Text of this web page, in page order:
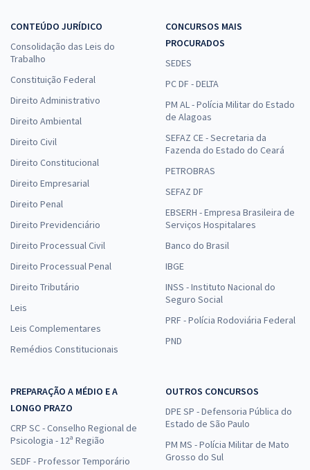
CONTEÚDO JURÍDICO
Consolidação das Leis do
Trabalho
Constituição Federal
Direito Administrativo
Direito Ambiental
Direito Civil
Direito Constitucional
Direito Empresarial
Direito Penal
Direito Previdenciário
Direito Processual Civil
Direito Processual Penal
Direito Tributário
Leis
Leis Complementares
Remédios Constitucionais
CONCURSOS MAIS
PROCURADOS
SEDES
PC DF - DELTA
PM AL - Polícia Militar do Estado
de Alagoas
SEFAZ CE - Secretaria da
Fazenda do Estado do Ceará
PETROBRAS
SEFAZ DF
EBSERH - Empresa Brasileira de
Serviços Hospitalares
Banco do Brasil
IBGE
INSS - Instituto Nacional do
Seguro Social
PRF - Polícia Rodoviária Federal
PND
PREPARAÇÃO A MÉDIO E A
LONGO PRAZO
CRP SC - Conselho Regional de
Psicologia - 12ª Região
SEDF - Professor Temporário
OUTROS CONCURSOS
DPE SP - Defensoria Pública do
Estado de São Paulo
PM MS - Polícia Militar de Mato
Grosso do Sul